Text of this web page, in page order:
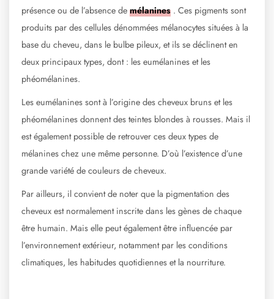
présence ou de l’absence de mélanines . Ces pigments sont
produits par des cellules dénommées mélanocytes situées à la
base du cheveu, dans le bulbe pileux, et ils se déclinent en
deux principaux types, dont : les eumélanines et les
phéomélanines.
Les eumélanines sont à l’origine des cheveux bruns et les
phéomélanines donnent des teintes blondes à rousses. Mais il
est également possible de retrouver ces deux types de
mélanines chez une même personne. D’où l’existence d’une
grande variété de couleurs de cheveux.
Par ailleurs, il convient de noter que la pigmentation des
cheveux est normalement inscrite dans les gènes de chaque
être humain. Mais elle peut également être influencée par
l’environnement extérieur, notamment par les conditions
climatiques, les habitudes quotidiennes et la nourriture.